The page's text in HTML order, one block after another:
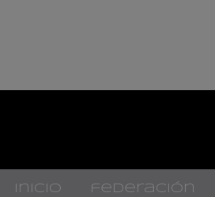
inicio federación